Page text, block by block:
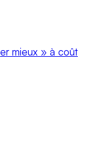
mieux » à coût